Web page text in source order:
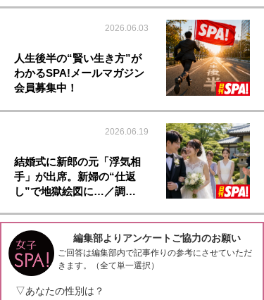
2026.06.03
人生後半の“賢い生き方”が
わかるSPA!メールマガジン
会員募集中！
2026.06.19
結婚式に新郎の元「浮気相
手」が出席。新婦の“仕返
し”で地獄絵図に…／調…